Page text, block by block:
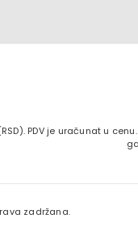
PDV je uračunat u
zadržana.